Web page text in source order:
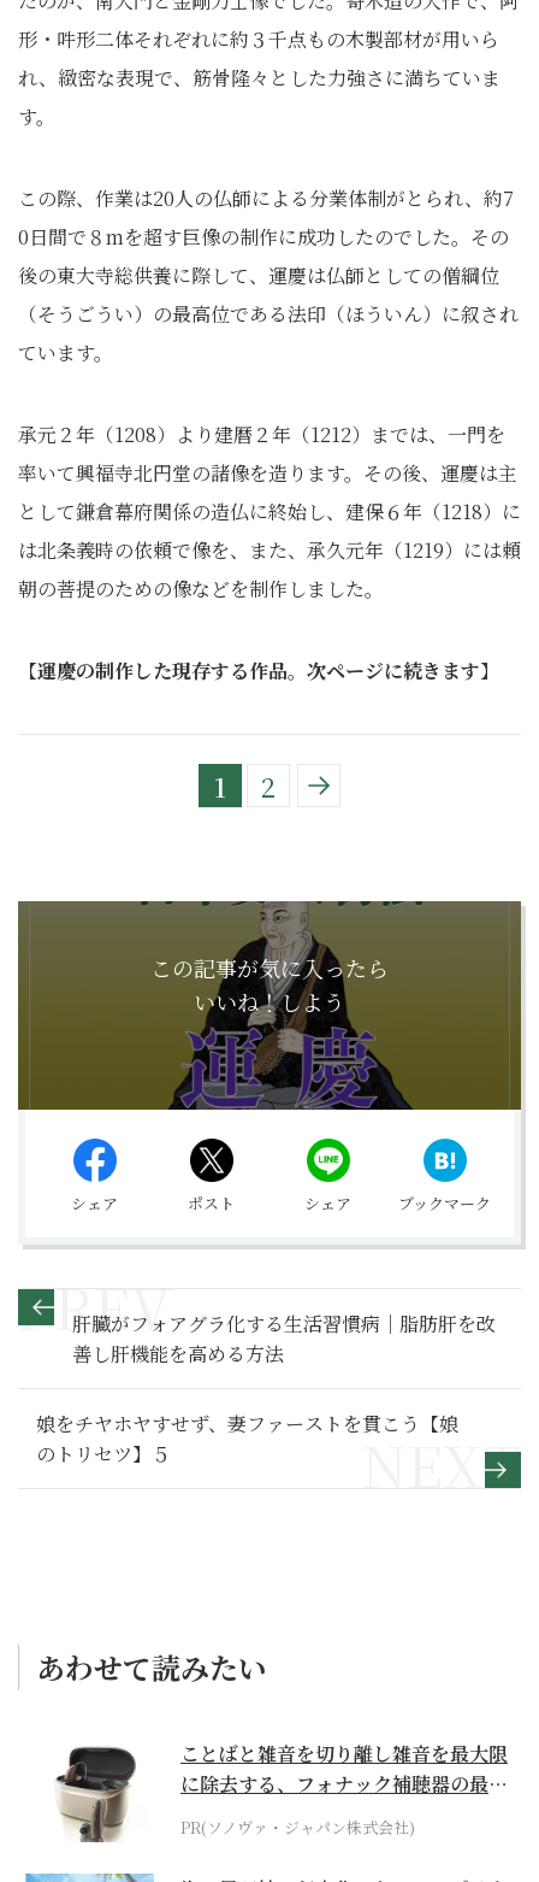
形・吽形二体それぞれに約３千点もの木製部材が用いら
れ、緻密な表現で、筋骨隆々とした力強さに満ちていま
す。
この際、作業は20人の仏師による分業体制がとられ、約7
0日間で８mを超す巨像の制作に成功したのでした。その
後の東大寺総供養に際して、運慶は仏師としての僧綱位
（そうごうい）の最高位である法印（ほういん）に叙され
ています。
承元２年（1208）より建暦２年（1212）までは、一門を
率いて興福寺北円堂の諸像を造ります。その後、運慶は主
として鎌倉幕府関係の造仏に終始し、建保６年（1218）に
は北条義時の依頼で像を、また、承久元年（1219）には頼
朝の菩提のための像などを制作しました。
【運慶の制作した現存する作品。次ページに続きます】
1 2
この記事が気に入ったら
いいね！しよう
シェア ポスト シェア ブックマーク
肝臓がフォアグラ化する生活習慣病｜脂肪肝を改
善し肝機能を高める方法
娘をチヤホヤすせず、妻ファーストを貫こう【娘
のトリセツ】５
あわせて読みたい
ことばと雑音を切り離し雑音を最大限
に除去する、フォナック補聴器の最上
位モデル
PR(ソノヴァ・ジャパン株式会社)